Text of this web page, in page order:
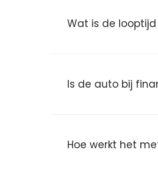
Wat is de
Is de auto bij
Hoe werkt het